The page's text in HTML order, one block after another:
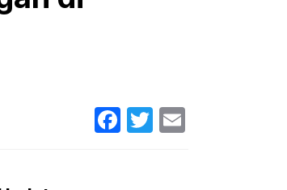
Facebook
Twitter